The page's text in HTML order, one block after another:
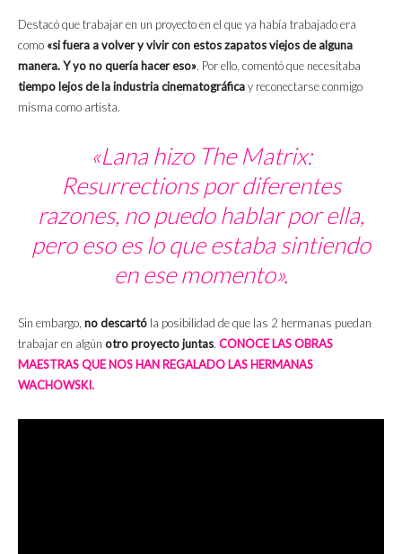
Destacó que trabajar en un proyecto en el que ya había trabajado era
como «si fuera a volver y vivir con estos zapatos viejos de alguna
manera. Y yo no quería hacer eso». Por ello, comentó que necesitaba
tiempo lejos de la industria cinematográficay reconectarse conmigo
misma como artista.
«Lana hizo The Matrix:
Resurrectionspor diferentes
razones, no puedo hablar por ella,
pero eso es lo que estaba sintiendo
en ese momento».
Sin embargo, no descartó la posibilidad de que las 2 hermanas puedan
trabajar en algún otro proyecto juntas. CONOCE LAS OBRAS
MAESTRAS QUE NOS HAN REGALADO LAS HERMANAS
WACHOWSKI.